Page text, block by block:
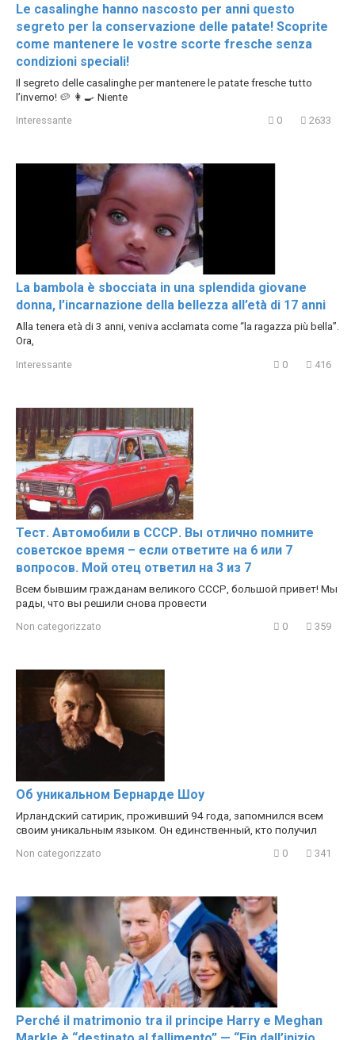
Le casalinghe hanno nascosto per anni questo
segreto per la conservazione delle patate! Scoprite
come mantenere le vostre scorte fresche senza
condizioni speciali!
Il segreto delle casalinghe per mantenere le patate fresche tutto
l’inverno! 🥔 👩‍🍳 Niente
Interessante 0 2633
La bambola è sbocciata in una splendida giovane
donna, l’incarnazione della bellezza all’età di 17 anni
Alla tenera età di 3 anni, veniva acclamata come “la ragazza più bella”.
Ora,
Interessante 0 416
Тест. Автомобили в СССР. Вы отлично помните
советское время – если ответите на 6 или 7
вопросов. Мой отец ответил на 3 из 7
Всем бывшим гражданам великого СССР, большой привет! Мы
рады, что вы решили снова провести
Non categorizzato 0 359
Об уникальном Бернарде Шоу
Ирландский сатирик, проживший 94 года, запомнился всем
своим уникальным языком. Он единственный, кто получил
Non categorizzato 0 341
Perché il matrimonio tra il principe Harry e Meghan